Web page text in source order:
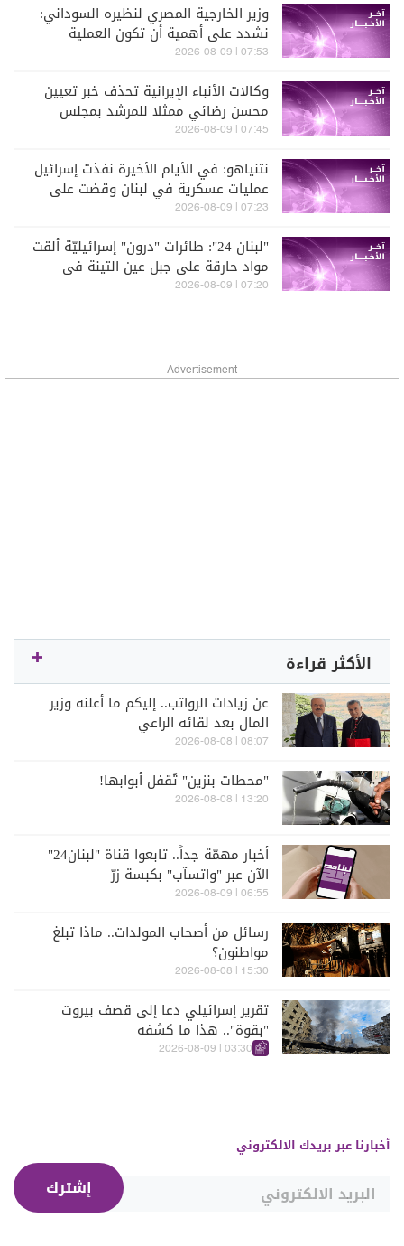
وزير الخارجية المصري لنظيره السوداني:
نشدد على أهمية أن تكون العملية
السياسية بملكية سودانية خالصة
07:53 | 2026-08-09
وكالات الأنباء الإيرانية تحذف خبر تعيين
محسن رضائي ممثلا للمرشد بمجلس
الأمن القومي
07:45 | 2026-08-09
نتنياهو: في الأيام الأخيرة نفذت إسرائيل
عمليات عسكرية في لبنان وقضت على
عناصر لحزب الله في منطقة علي الطاهر
07:23 | 2026-08-09
"لبنان 24": طائرات "درون" إسرائيليّة ألقت
مواد حارقة على جبل عين التينة في
البقاع الغربيّ
07:20 | 2026-08-09
Advertisement
الأكثر قراءة
عن زيادات الرواتب.. إليكم ما أعلنه وزير
المال بعد لقائه الراعي
08:07 | 2026-08-08
"محطات بنزين" تُقفل أبوابها!
13:20 | 2026-08-08
أخبار مهمّة جداً.. تابعوا قناة "لبنان24"
الآن عبر "واتسآب" بكبسة زرّ
06:55 | 2026-08-09
رسائل من أصحاب المولدات.. ماذا تبلغ
مواطنون؟
15:30 | 2026-08-08
تقرير إسرائيلي دعا إلى قصف بيروت
"بقوة".. هذا ما كشفه
03:30 | 2026-08-09
أخبارنا عبر بريدك الالكتروني
إشترك